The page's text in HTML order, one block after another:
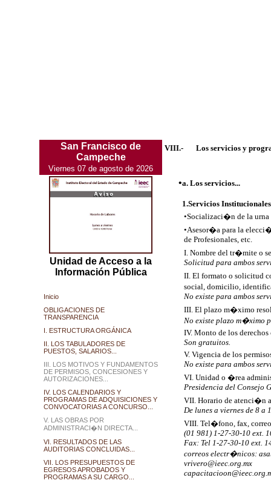
San Francisco de
Campeche
Viernes 07 de agosto de 2026
Unidad de Acceso a la
Información Pública
Inicio
OBLIGACIONES DE
TRANSPARENCIA
I. ESTRUCTURA ORGÁNICA
II. LOS TABULADORES DE
PUESTOS, SALARIOS...
III. LOS MOTIVOS Y FUNDAMENTOS
DE PERMISOS, CONCESIONES Y
AUTORIZACIONES...
IV. LOS CALENDARIOS Y
PROGRAMAS DE ADQUISICIONES Y
CONVOCATORIAS A CONCURSO...
V. LAS OBRAS POR
ADMINISTRACI�N DIRECTA...
VI. RESULTADOS DE LAS
AUDITORIAS CONCLUIDAS...
VII. LOS PRESUPUESTOS DE
EGRESOS APROBADOS Y
PROGRAMAS A SU CARGO...
VIII.- Los servicios y
•a. Los servicios...
1.Servicios
•Socializaci�n de la
•Asesor�a para la
de Profesionales, etc.
I. Nombre del tr�mite o
Solicitud para ambos
II. El formato o solicitud
social, domicilio,
No existe para ambos
III. El plazo m�ximo
No existe plazo m�ximo
IV. Monto de los
Son gratuitos.
V. Vigencia de los
No existe para ambos
VI. Unidad o �rea
Presidencia del Consejo
VII. Horario de atenci�n
De lunes a viernes de 8 a
VIII. Tel�fono, fax,
(01 981) 1-27-30-10 ext.
Fax: Tel 1-27-30-10 ext.
correos electr�nicos:
vrivero@ieec.org.mx